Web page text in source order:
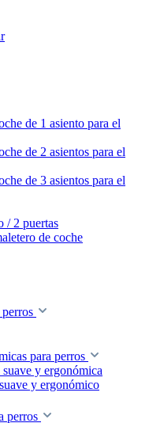
de 1 asiento para el
de 2 asientos para el
de 3 asientos para el
/ 2 puertas
de coche
para perros
y ergonómica
y ergonómico
perros